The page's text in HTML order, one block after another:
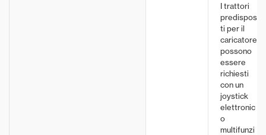
I trattori
predispos
ti per il
caricatore
possono
essere
richiesti
con un
joystick
elettronic
o
multifunzi